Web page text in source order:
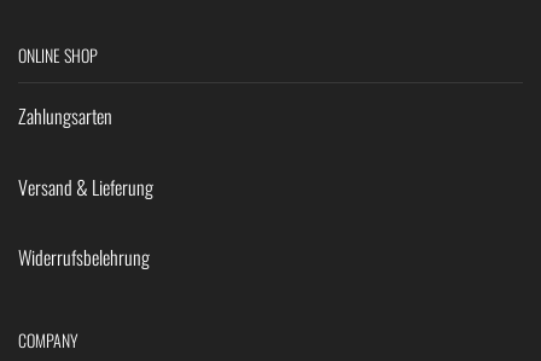
ONLINE SHOP
Zahlungsarten
Versand & Lieferung
Widerrufsbelehrung
COMPANY